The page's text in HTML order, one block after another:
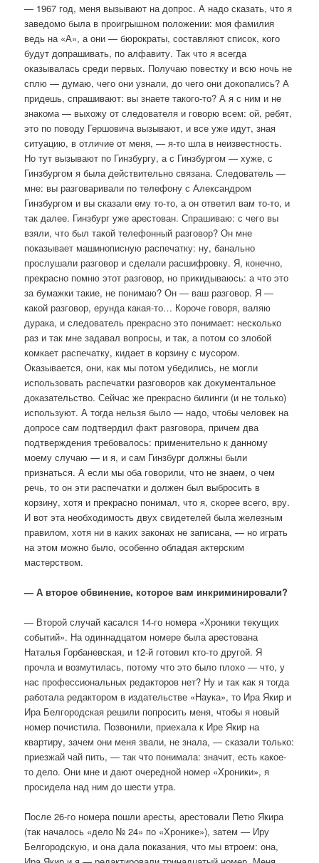
— 1967 год, меня вызывают на допрос. А надо сказать, что я
заведомо была в проигрышном положении: моя фамилия
ведь на «А», а они — бюрократы, составляют список, кого
будут допрашивать, по алфавиту. Так что я всегда
оказывалась среди первых. Получаю повестку и всю ночь не
сплю — думаю, чего они узнали, до чего они докопались? А
придешь, спрашивают: вы знаете такого-то? А я с ним и не
знакома — выхожу от следователя и говорю всем: ой, ребят,
это по поводу Гершовича вызывают, и все уже идут, зная
ситуацию, в отличие от меня, — я-то шла в неизвестность.
Но тут вызывают по Гинзбургу, а с Гинзбургом — хуже, с
Гинзбургом я была действительно связана. Следователь —
мне: вы разговаривали по телефону с Александром
Гинзбургом и вы сказали ему то-то, а он ответил вам то-то, и
так далее. Гинзбург уже арестован. Спрашиваю: с чего вы
взяли, что был такой телефонный разговор? Он мне
показывает машинописную распечатку: ну, банально
прослушали разговор и сделали расшифровку. Я, конечно,
прекрасно помню этот разговор, но прикидываюсь: а что это
за бумажки такие, не понимаю? Он — ваш разговор. Я —
какой разговор, ерунда какая-то… Короче говоря, валяю
дурака, и следователь прекрасно это понимает: несколько
раз и так мне задавал вопросы, и так, а потом со злобой
комкает распечатку, кидает в корзину с мусором.
Оказывается, они, как мы потом убедились, не могли
использовать распечатки разговоров как документальное
доказательство. Сейчас же прекрасно билинги (и не только)
используют. А тогда нельзя было — надо, чтобы человек на
допросе сам подтвердил факт разговора, причем два
подтверждения требовалось: применительно к данному
моему случаю — и я, и сам Гинзбург должны были
признаться. А если мы оба говорили, что не знаем, о чем
речь, то он эти распечатки и должен был выбросить в
корзину, хотя и прекрасно понимал, что я, скорее всего, вру.
И вот эта необходимость двух свидетелей была железным
правилом, хотя ни в каких законах не записана, — но играть
на этом можно было, особенно обладая актерским
мастерством.
— А второе обвинение, которое вам инкриминировали?
— Второй случай касался 14-го номера «Хроники текущих
событий». На одиннадцатом номере была арестована
Наталья Горбаневская, и 12-й готовил кто-то другой. Я
прочла и возмутилась, потому что это было плохо — что, у
нас профессиональных редакторов нет? Ну и так как я тогда
работала редактором в издательстве «Наука», то Ира Якир и
Ира Белгородская решили попросить меня, чтобы я новый
номер почистила. Позвонили, приехала к Ире Якир на
квартиру, зачем они меня звали, не знала, — сказали только:
приезжай чай пить, — так что понимала: значит, есть какое-
то дело. Они мне и дают очередной номер «Хроники», я
просидела над ним до шести утра.
После 26-го номера пошли аресты, арестовали Петю Якира
(так началось «дело № 24» по «Хронике»), затем — Иру
Белгородскую, и она дала показания, что мы втроем: она,